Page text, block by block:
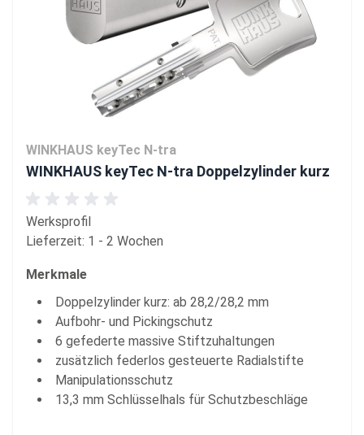
WINKHAUS keyTec N-tra
WINKHAUS keyTec N-tra Doppelzylinder kurz
Werksprofil
Lieferzeit: 1 - 2 Wochen
Merkmale
Doppelzylinder kurz: ab 28,2/28,2 mm
Aufbohr- und Pickingschutz
6 gefederte massive Stiftzuhaltungen
zusätzlich federlos gesteuerte Radialstifte
Manipulationsschutz
13,3 mm Schlüsselhals für Schutzbeschläge